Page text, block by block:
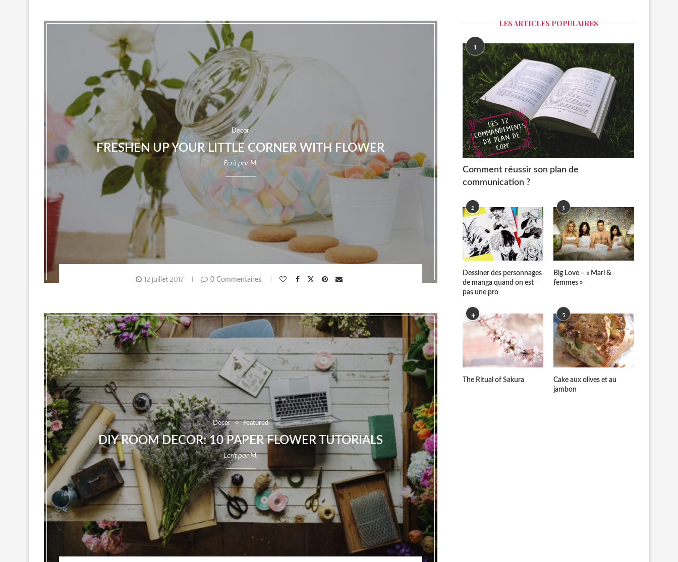
Decor
FRESHEN UP YOUR LITTLE CORNER WITH FLOWER
Ecrit par M.
12 juillet 2017 0 Commentaires
Decor Featured
DIY ROOM DECOR: 10 PAPER FLOWER TUTORIALS
Ecrit parM.
LES ARTICLES POPULAIRES
1
Comment réussir son plan de
communication ?
2
Dessiner des personnages
de manga quand on est
pas une pro
3
Big Love – « Mari &
femmes »
4
The Ritual of Sakura
5
Cake aux olives et au
jambon